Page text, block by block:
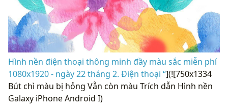
Hình nền điện thoại thông minh đầy màu sắc miễn phí
1080x1920 - ngày 22 tháng 2. Điện thoại “](![750x1334
Bút chì màu bị hỏng Vẫn còn màu Trích dẫn Hình nền
Galaxy iPhone Android I)